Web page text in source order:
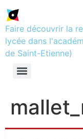
Faire découvrir la
lycée dans
de Saint-Etienne)